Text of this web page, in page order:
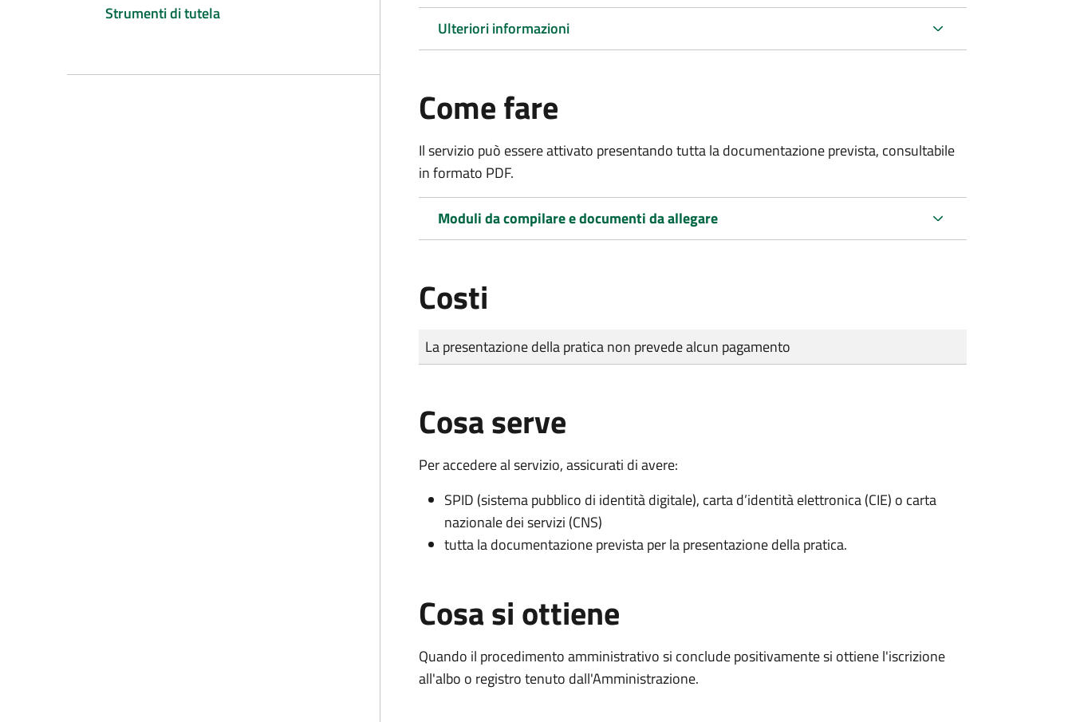
Strumenti di tutela
Ulteriori informazioni
Come fare
Il servizio può essere attivato presentando tutta la documentazione prevista, consultabile
in formato PDF.
Moduli da compilare e documenti da allegare
Costi
Tipo di pagamento
Importo
La presentazione della pratica non prevede alcun pagamento
Cosa serve
Per accedere al servizio, assicurati di avere:
SPID (sistema pubblico di identità digitale), carta d’identità elettronica (CIE) o carta
nazionale dei servizi (CNS)
tutta la documentazione prevista per la presentazione della pratica.
Cosa si ottiene
Quando il procedimento amministrativo si conclude positivamente si ottiene l'iscrizione
all'albo o registro tenuto dall'Amministrazione.